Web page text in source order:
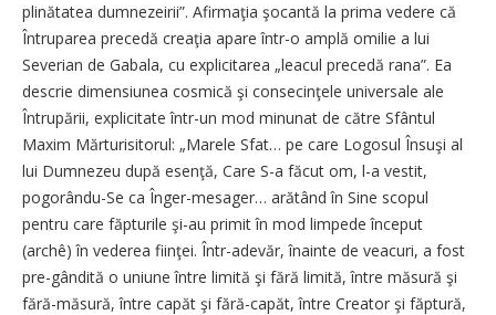
plinătatea dumnezeirii”. Afirmaţia şocantă la prima vedere că
Întruparea precedă creaţia apare într-o amplă omilie a lui
Severian de Gabala, cu explicitarea „leacul precedă rana”. Ea
descrie dimensiunea cosmică şi consecinţele universale ale
Întrupării, explicitate într-un mod minunat de către Sfântul
Maxim Mărturisitorul: „Marele Sfat… pe care Logosul Însuşi al
lui Dumnezeu după esenţă, Care S-a făcut om, l-a vestit,
pogorându-Se ca Înger-mesager… arătând în Sine scopul
pentru care făpturile şi-au primit în mod limpede început
(archê) în vederea fiinţei. Într-adevăr, înainte de veacuri, a fost
pre-gândită o uniune între limită şi fără limită, între măsură şi
fără-măsură, între capăt şi fără-capăt, între Creator şi făptură,